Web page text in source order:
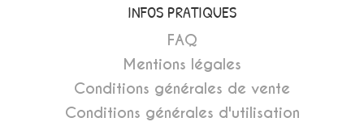
INFOS PRATIQUES
FAQ
Mentions légales
Conditions générales de vente
Conditions générales d'utilisation